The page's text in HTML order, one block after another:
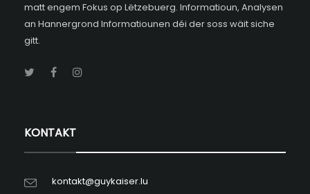
matt engem Fokus op Lëtzebuerg. Informatioun, Analysen
an Hannergrond Informatiounen déi der soss wäit siche
gitt.
KONTAKT
kontakt@guykaiser.lu